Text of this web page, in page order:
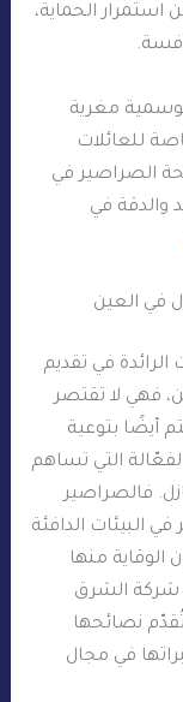
استمرار الحماية،
مغرية
للعائلات
الصراصير في
والدقة في
في العين
في تقديم
فهي لا تقتصر
أيضًا بتوعية
التي تساهم
فالصراصير
البيئات الدافئة
الوقاية منها
شركة الشرق
نصائحها
في مجال